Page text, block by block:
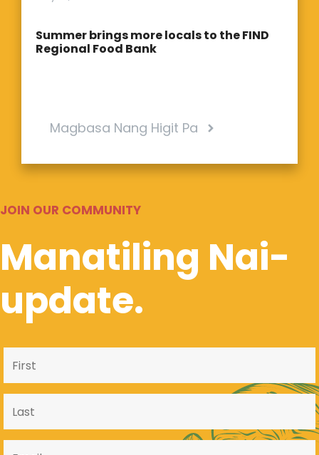
Summer brings more locals to the FIND
Regional Food Bank
Magbasa Nang Higit Pa
JOIN OUR COMMUNITY
Manatiling Nai-
update.